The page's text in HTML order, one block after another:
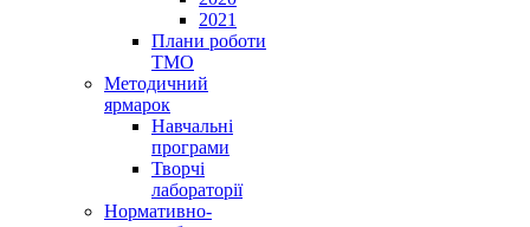
2021
Плани роботи
ТМО
Методичний
ярмарок
Навчальні
програми
Творчі
лабораторії
Нормативно-